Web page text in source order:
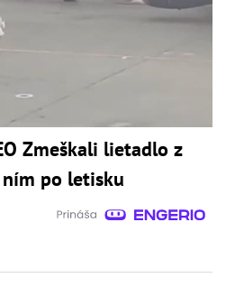
Zmeškali lietadlo z
po letisku